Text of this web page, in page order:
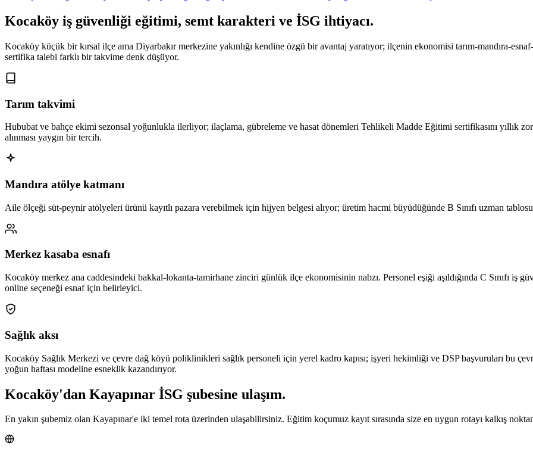
Kocaköy iş güvenliği eğitimi, semt karakteri ve İSG ihtiyacı.
Kocaköy küçük bir kırsal ilçe ama Diyarbakır merkezine yakınlığı kendine özgü bir avantaj yaratıyor; ilçenin ekonomisi tarım-mandıra-
sertifika talebi farklı bir takvime denk düşüyor.
Tarım takvimi
Hububat ve bahçe ekimi sezonsal yoğunlukla ilerliyor; ilaçlama, gübreleme ve hasat dönemleri Tehlikeli Madde Eğitimi sertifikasını yıllık
alınması yaygın bir tercih.
Mandıra atölye katmanı
Aile ölçeği süt-peynir atölyeleri ürünü kayıtlı pazara verebilmek için hijyen belgesi alıyor; üretim hacmi büyüdüğünde B Sınıfı uzman
Merkez kasaba esnafı
Kocaköy merkez ana caddesindeki bakkal-lokanta-tamirhane zinciri günlük ilçe ekonomisinin nabzı. Personel eşiği aşıldığında C Sınıfı iş
online seçeneği esnaf için belirleyici.
Sağlık aksı
Kocaköy Sağlık Merkezi ve çevre dağ köyü poliklinikleri sağlık personeli için yerel kadro kapısı; işyeri hekimliği ve DSP başvuruları bu
yoğun haftası modeline esneklik kazandırıyor.
Kocaköy'dan Kayapınar İSG şubesine ulaşım.
En yakın şubemiz olan Kayapınar'e iki temel rota üzerinden ulaşabilirsiniz. Eğitim koçumuz kayıt sırasında size en uygun rotayı kalkış